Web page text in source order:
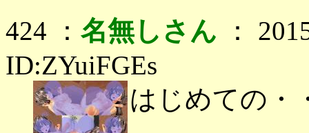
424 ： 名無しさん ：
ID:ZYuiFGEs
はじめての・